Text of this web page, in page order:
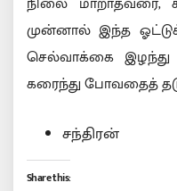
முன்னால் இந்த
செல்வாக்கை
கரைந்து போவதைத்
சந்திரன்
Share this: